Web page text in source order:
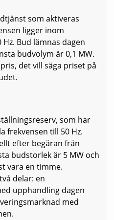
som aktiveras
ligger inom
Bud lämnas dagen
budvolym är 0,1 MW.
det vill säga priset på
som har
frekvensen till 50 Hz.
efter begäran från
budstorlek är 5 MW och
vara en timme.
delar: en
upphandling dagen
med